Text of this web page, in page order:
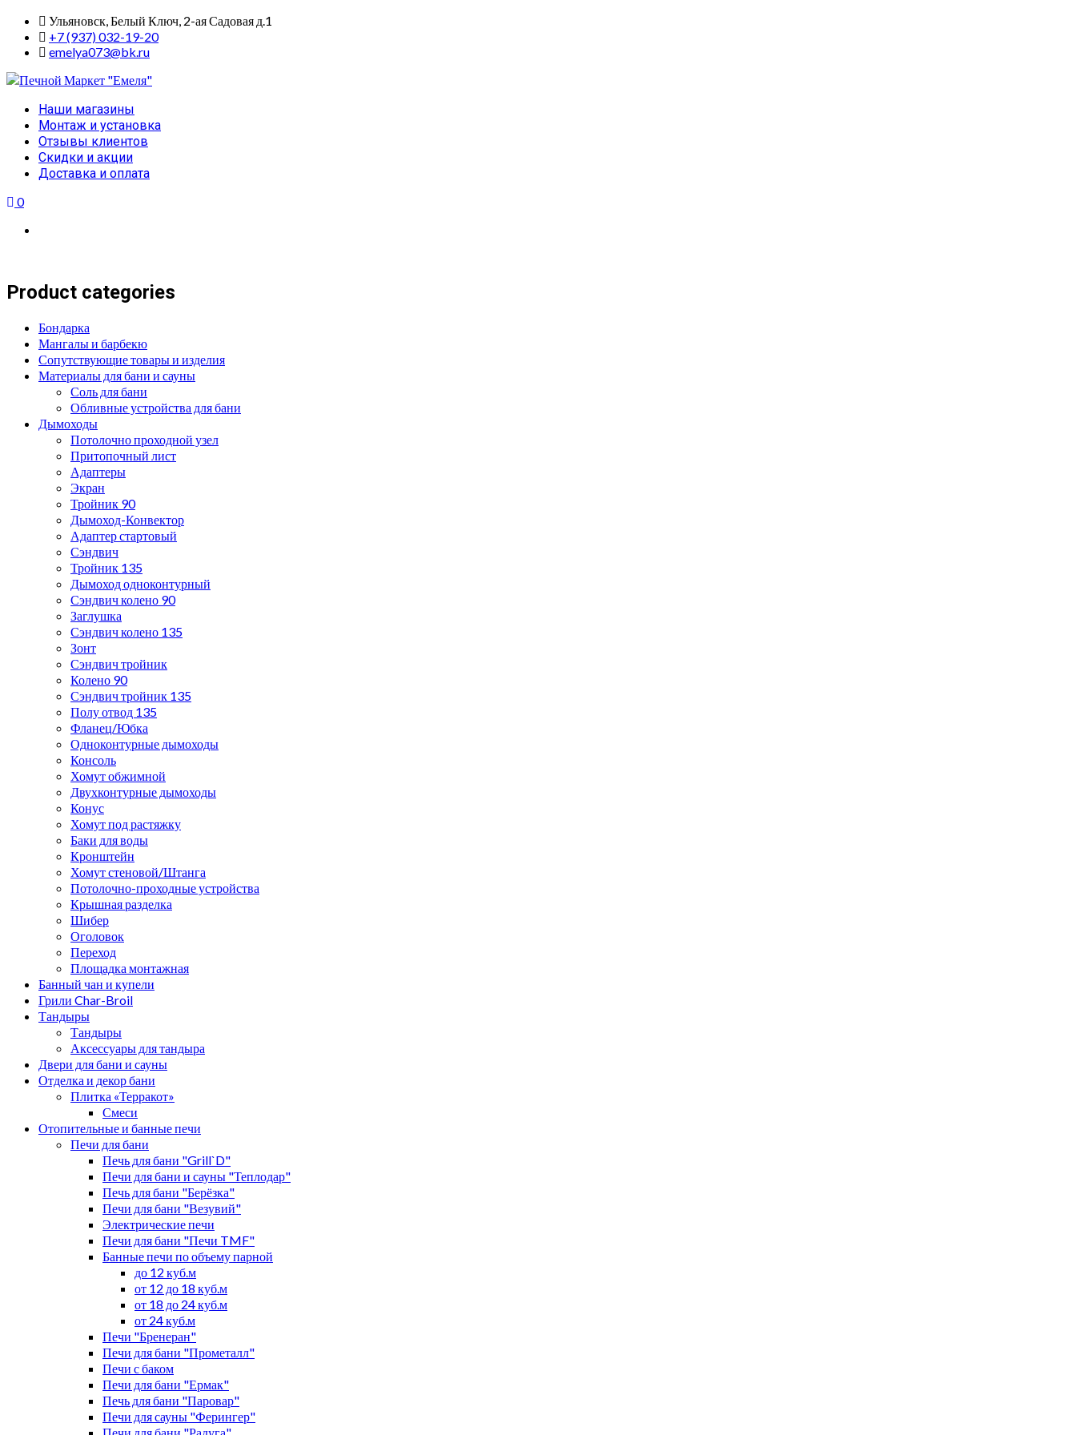
Skip
content
Ульяновск, Белый Ключ, 2-ая Садовая д.1
+7 (937) 032-19-20
emelya073@bk.ru
Primary
Menu
Наши магазины
Монтаж и установка
Отзывы клиентов
Скидки и акции
Доставка и оплата
0
Product categories
Бондарка
Мангалы и барбекю
Сопутствующие товары и изделия
Материалы для бани и сауны
Соль для бани
Обливные устройства для бани
Дымоходы
Потолочно проходной узел
Притопочный лист
Адаптеры
Экран
Тройник 90
Дымоход-Конвектор
Адаптер стартовый
Сэндвич
Тройник 135
Дымоход одноконтурный
Сэндвич колено 90
Заглушка
Сэндвич колено 135
Зонт
Сэндвич тройник
Колено 90
Сэндвич тройник 135
Полу отвод 135
Фланец/Юбка
Одноконтурные дымоходы
Консоль
Хомут обжимной
Двухконтурные дымоходы
Конус
Хомут под растяжку
Баки для воды
Кронштейн
Хомут стеновой/Штанга
Потолочно-проходные устройства
Крышная разделка
Шибер
Оголовок
Переход
Площадка монтажная
Банный чан и купели
Грили Char-Broil
Тандыры
Тандыры
Аксессуары для тандыра
Двери для бани и сауны
Отделка и декор бани
Плитка «Терракот»
Смеси
Отопительные и банные печи
Печи для бани
Печь для бани "Grill`D"
Печи для бани и сауны "Теплодар"
Печь для бани "Берёзка"
Печи для бани "Везувий"
Электрические печи
Печи для бани "Печи TMF"
Банные печи по объему парной
до 12 куб.м
от 12 до 18 куб.м
от 18 до 24 куб.м
от 24 куб.м
Печи "Бренеран"
Печи для бани "Прометалл"
Печи с баком
Печи для бани "Ермак"
Печь для бани "Паровар"
Печи для сауны "Ферингер"